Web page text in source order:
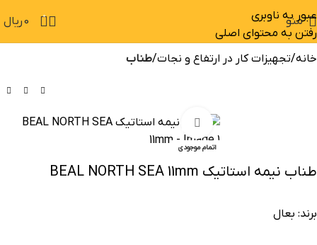
عبور به ناوبری
رفتن به محتوای اصلی
منو 0
0ریال
خانه تجهیزات کار در ارتفاع و نجات طناب
اتمام موجودی
بزرگنمایی تصویر
طناب نیمه استاتیک BEAL NORTH SEA 11mm
برند: بعال